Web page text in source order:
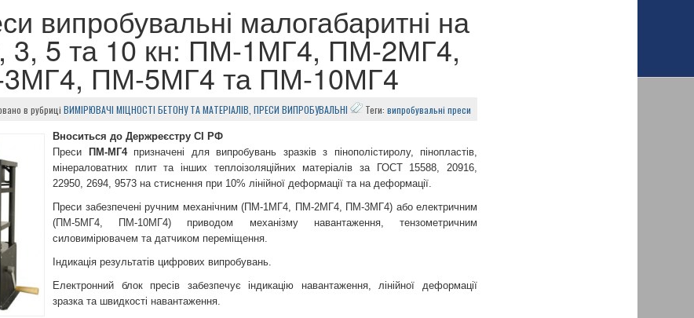
випробувальні малогабаритні на
3, 5 та 10 кн: ПМ-1МГ4, ПМ-2МГ4,
ПМ-5МГ4 та ПМ-10МГ4
в рубриці ВИМІРЮВАЧІ МІЦНОСТІ БЕТОНУ ТА МАТЕРІАЛІВ, ПРЕСИ ВИПРОБУВАЛЬНІ Теги: випробувальні преси
Вноситься до Держреєстру СІ РФ
Преси
ПМ-МГ4призначені для випробувань зразків з пінополістиролу, пінопластів,
мінераловатних плит та інших теплоізоляційних матеріалів за ГОСТ 15588, 20916,
22950, ​​2694, 9573 на стиснення при 10% лінійної деформації та на деформації.
Преси забезпечені ручним механічним (ПМ-1МГ4, ПМ-2МГ4, ПМ-3МГ4) або електричним
(ПМ-5МГ4, ПМ-10МГ4) приводом механізму навантаження, тензометричним
силовимірювачем та датчиком переміщення.
Індикація результатів цифрових випробувань.
Електронний блок пресів забезпечує індикацію навантаження, лінійної деформації
зразка та швидкості навантаження.